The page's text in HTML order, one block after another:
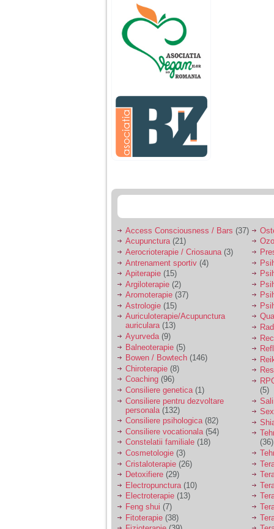
ani, privind in urma
realizez cat de multe
greseli am facut in
educatia si cresterea
ei, am fost o mama
egoista, preocupata
de implinirea
profesionala, cand ea
era mica am neglijat-
agresiva, orice
greseala era taxata cu
o palma sau pedepse.
De 4 ani am o relatie
serioasa cu un barbat
sa se manifeste o
Ma aflu aici pentru ca
vreau sa stiu daca am
nevoie de un psiholog
sau psihiatru.
Sunt casatorita, am
31 de ani si un copil in
varsta de 2 ani care
mi-e lumina ochilor.
De ceva timp simt ca
mi s-a adunat
oboseala, o oboseala
cronica de care nu pot
scapa si simt ca din
cauza ei nu pot
controla nervii si
cateodata are copilul
de suferit.
Am o bariera peste
care nu pot trece:
prietena mea a ramas
insarcinata cu o fata.
Am fost de comun
acord sa facem un
copil, cu gandul ca e
baiat.
Access Consciousness / Bars (37)
Acupunctura(21)
Aerocrioterapie / Criosauna (3)
Antrenament sportiv (4)
Apiterapie (15)
Argiloterapie (2)
Aromoterapie (37)
Astrologie (15)
Auriculoterapie/Acupunctura
auriculara(13)
Ayurveda(9)
Balneoterapie (5)
Bowen / Bowtech (146)
Chiroterapie (8)
Coaching (96)
Consiliere genetica(1)
Consiliere pentru dezvoltare
personala (132)
Consiliere psihologica(82)
Consiliere vocationala (54)
Constelatii familiale (18)
Cosmetologie (3)
Cristaloterapie (26)
Detoxifiere (29)
Electropunctura (10)
Electroterapie (13)
Feng shui (7)
Fitoterapie (38)
(5)
(36)